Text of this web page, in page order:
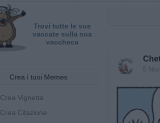
Trovi tutte le sue
vaccate sulla sua
vaccheca
Crea i tuoi Memes
Crea Vignetta
Crea Citazione
5